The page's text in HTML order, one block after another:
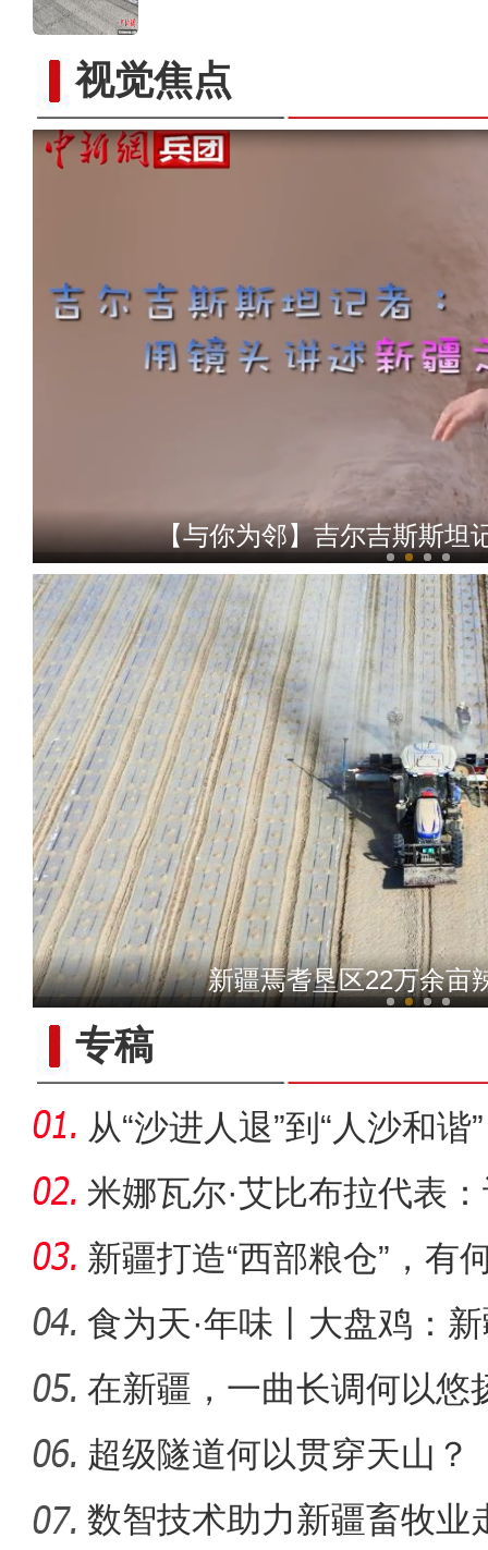
视觉焦点【与你为邻】韩国留学生何
【与你为邻】吉尔吉斯斯坦
【与你为邻】乌兹小哥中国
【与你为邻】乌兹别克斯坦
新疆焉耆垦区22万余亩
专稿
从“沙进人退”到“人沙和
米娜瓦尔·艾比布拉代表
字“活
新疆打造“西部粮仓”，有
食为天·年味丨大盘鸡：
味担当
在新疆，一曲长调何以悠
超级隧道何以贯穿天山？
数智技术助力新疆畜牧业